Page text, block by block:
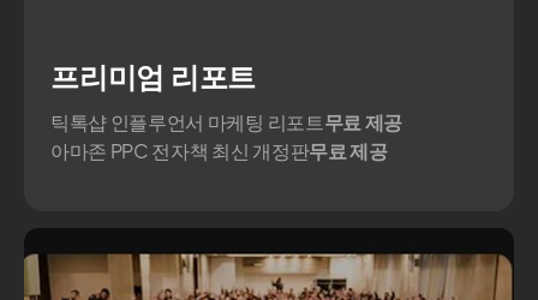
프리미엄 리포트
틱톡샵 인플루언서 마케팅 리포트무료 제공
아마존 PPC 전자책 최신 개정판무료 제공